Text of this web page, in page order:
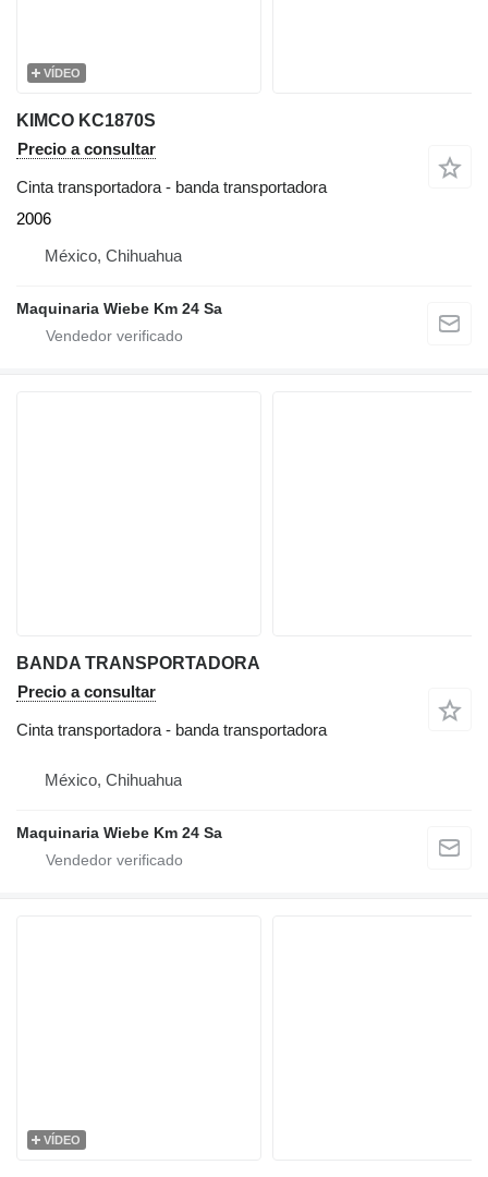
VÍDEO
KIMCO KC1870S
Precio a consultar
Cinta transportadora - banda transportadora
2006
México, Chihuahua
Maquinaria Wiebe Km 24 Sa
BANDA TRANSPORTADORA
Precio a consultar
Cinta transportadora - banda transportadora
México, Chihuahua
Maquinaria Wiebe Km 24 Sa
VÍDEO